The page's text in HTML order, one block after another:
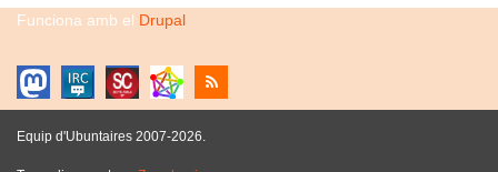
Funciona amb el Drupal
Equip d'Ubuntaires 2007-2026.